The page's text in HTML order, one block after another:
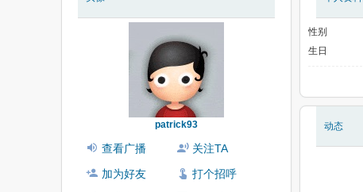
patrick93
查看广播
关注TA
加为好友
打个招呼
性别
生日
动态